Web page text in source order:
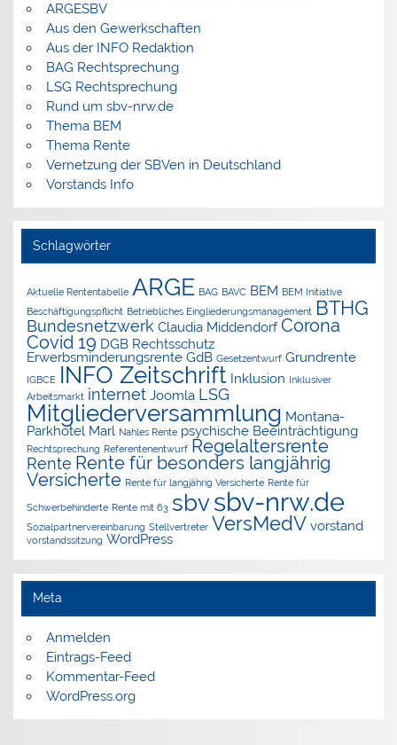
ARGESBV
Aus den Gewerkschaften
Aus der INFO Redaktion
BAG Rechtsprechung
LSG Rechtsprechung
Rund um sbv-nrw.de
Thema BEM
Thema Rente
Vernetzung der SBVen in Deutschland
Vorstands Info
Schlagwörter
Aktuelle Rententabelle ARGE BAG BAVC BEM BEM Initiative
Beschäftigungspflicht Betriebliches Eingliederungsmanagement BTHG
Bundesnetzwerk Claudia Middendorf Corona
Covid 19 DGB Rechtsschutz
Erwerbsminderungsrente GdB Gesetzentwurf Grundrente
IGBCE INFO Zeitschrift Inklusion Inklusiver
Arbeitsmarkt internet Joomla LSG
Mitgliederversammlung Montana-
Parkhotel Marl Nahles Rente psychische Beeinträchtigung
Rechtsprechung Referentenentwurf Regelaltersrente
Rente Rente für besonders langjährig
Versicherte Rente für langjährig Versicherte Rente für
Schwerbehinderte Rente mit 63 sbvsbv-nrw.de
Sozialpartnervereinbarung Stellvertreter VersMedV vorstand
vorstandssitzung WordPress
Meta
Anmelden
Eintrags-Feed
Kommentar-Feed
WordPress.org